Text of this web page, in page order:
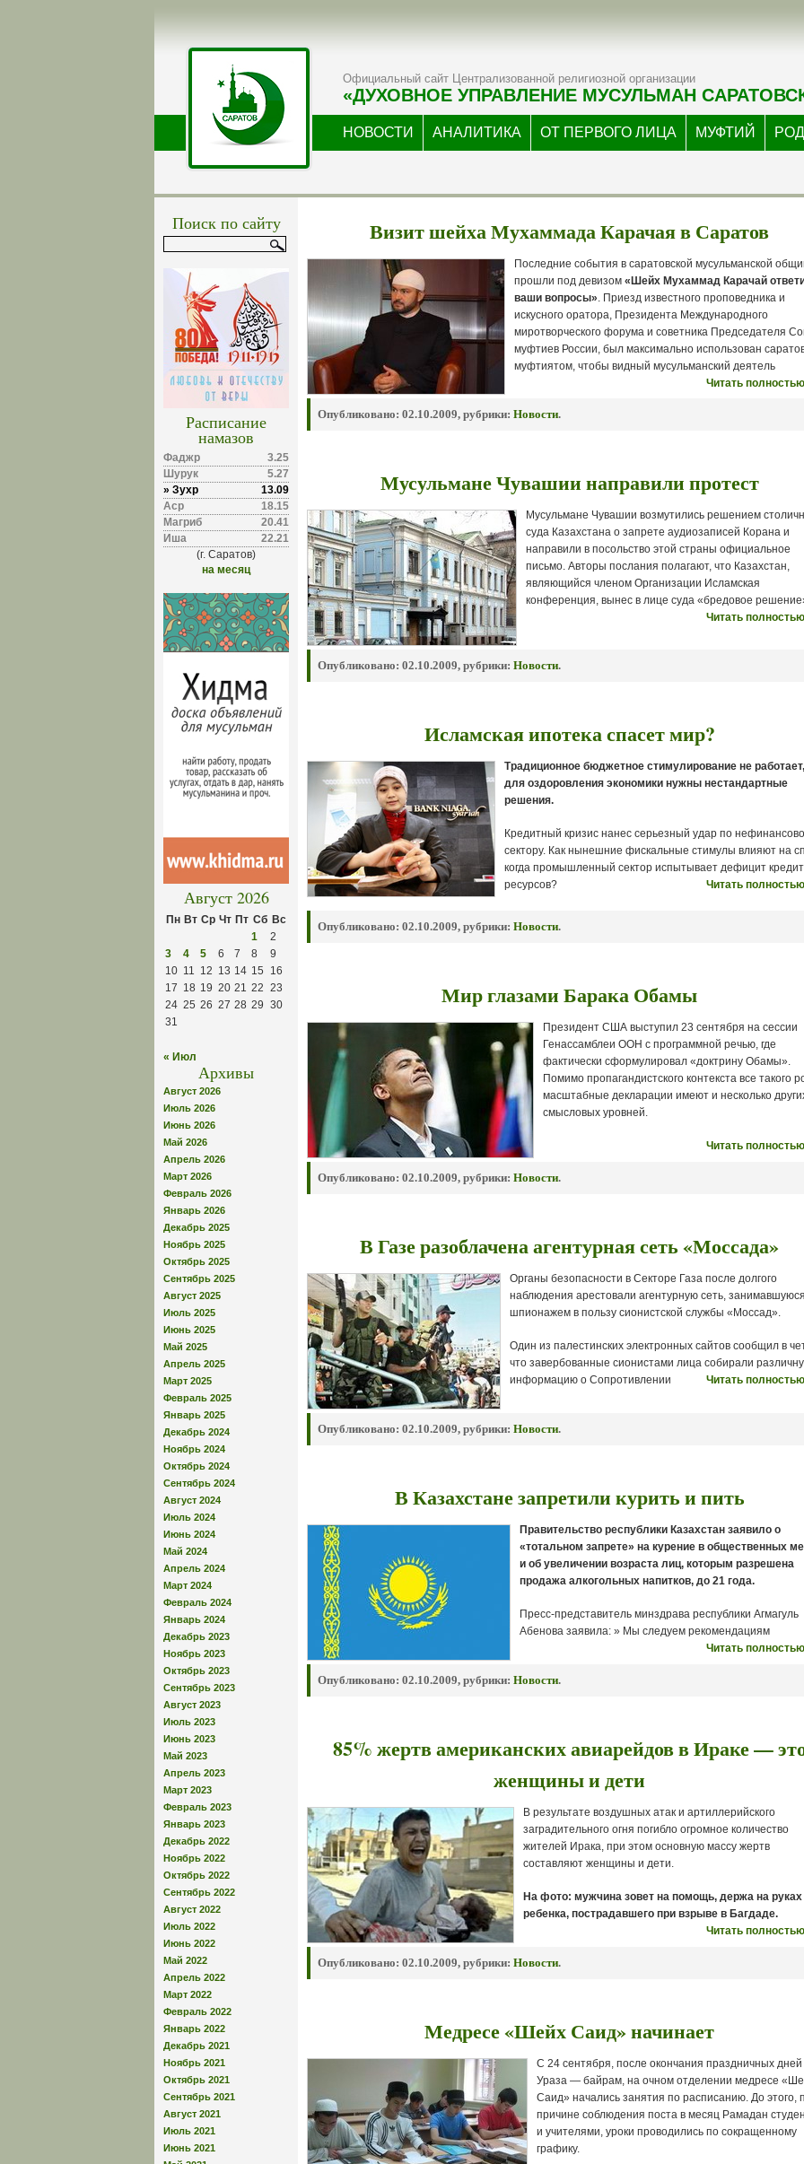
Официальный сайт Централизованной религиозной организации
«ДУХОВНОЕ УПРАВЛЕНИЕ МУСУЛЬМАН
НОВОСТИ АНАЛИТИКА ОТ ПЕРВОГО ЛИЦА МУФТИЙ
Поиск по сайту
Расписание
намазов
Фаджр
3.25
Шурук
5.27
» Зухр
13.09
Аср
18.15
Магриб
20.41
Иша
22.21
(г. Саратов)
на месяц
Август 2026
Пн Вт Ср Чт Пт Сб Вс
1
2
3
4 5 6 7 8
9
10 11 12 13 14 15
16
17 18 19 20 21 22 23
24 25 26 27 28 29 30
31
« Июл
Архивы
Август 2026
Июль 2026
Июнь 2026
Май 2026
Апрель 2026
Март 2026
Февраль 2026
Январь 2026
Декабрь 2025
Ноябрь 2025
Октябрь 2025
Сентябрь 2025
Август 2025
Июль 2025
Июнь 2025
Май 2025
Апрель 2025
Март 2025
Февраль 2025
Январь 2025
Декабрь 2024
Ноябрь 2024
Октябрь 2024
Сентябрь 2024
Август 2024
Июль 2024
Июнь 2024
Май 2024
Апрель 2024
Март 2024
Февраль 2024
Январь 2024
Декабрь 2023
Ноябрь 2023
Октябрь 2023
Сентябрь 2023
Август 2023
Июль 2023
Июнь 2023
Май 2023
Апрель 2023
Март 2023
Февраль 2023
Январь 2023
Декабрь 2022
Ноябрь 2022
Октябрь 2022
Сентябрь 2022
Август 2022
Июль 2022
Июнь 2022
Май 2022
Апрель 2022
Март 2022
Февраль 2022
Январь 2022
Декабрь 2021
Ноябрь 2021
Октябрь 2021
Сентябрь 2021
Август 2021
Июль 2021
Июнь 2021
Визит шейха Мухаммада Карачая в Саратов
Последние события в саратовской мусульманской
прошли под девизом «Шейх Мухаммад Карачай
ваши вопросы». Приезд известного проповедника и
искусного оратора, Президента Международного
миротворческого форума и советника Председателя
муфтиев России, был максимально использован
муфтиятом, чтобы видный мусульманский деятель
Читать
Опубликовано: 02.10.2009, рубрики: Новости.
Мусульмане Чувашии направили протест
Мусульмане Чувашии возмутились решением
суда Казахстана о запрете аудиозаписей Корана и
направили в посольство этой страны официальное
письмо. Авторы послания полагают, что Казахстан,
являющийся членом Организации Исламская
конференция, вынес в лице суда «бредовое
Читать
Опубликовано: 02.10.2009, рубрики: Новости.
Исламская ипотека спасет мир?
Традиционное бюджетное стимулирование не
для оздоровления экономики нужны нестандартные
решения.
Кредитный кризис нанес серьезный удар по
сектору. Как нынешние фискальные стимулы влияют на
когда промышленный сектор испытывает дефицит
ресурсов?
Читать
Опубликовано: 02.10.2009, рубрики: Новости.
Мир глазами Барака Обамы
Президент США выступил 23 сентября на сессии
Генассамблеи ООН с программной речью, где
фактически сформулировал «доктрину Обамы».
Помимо пропагандистского контекста все такого
масштабные декларации имеют и несколько
смысловых уровней.
Читать
Опубликовано: 02.10.2009, рубрики: Новости.
В Газе разоблачена агентурная сеть «Моссада»
Органы безопасности в Cекторе Газа после долгого
наблюдения арестовали агентурную сеть, занимавшуюся
шпионажем в пользу сионистской службы «Моссад».
Один из палестинских электронных сайтов сообщил в
что завербованные сионистами лица собирали
информацию о Сопротивлении
Читать
Опубликовано: 02.10.2009, рубрики: Новости.
В Казахстане запретили курить и пить
Правительство республики Казахстан заявило о
«тотальном запрете» на курение в общественных
и об увеличении возраста лиц, которым разрешена
продажа алкогольных напитков, до 21 года.
Пресс-представитель минздрава республики Агмагуль
Абенова заявила: » Мы следуем рекомендациям
Читать
Опубликовано: 02.10.2009, рубрики: Новости.
85% жертв американских авиарейдов в Ираке —
женщины и дети
В результате воздушных атак и артиллерийского
заградительного огня погибло огромное количество
жителей Ирака, при этом основную массу жертв
составляют женщины и дети.
На фото: мужчина зовет на помощь, держа на руках
ребенка, пострадавшего при взрыве в Багдаде.
Читать
Опубликовано: 02.10.2009, рубрики: Новости.
Медресе «Шейх Саид» начинает
С 24 сентября, после окончания праздничных дней
Ураза — байрам, на очном отделении медресе
Саид» начались занятия по расписанию. До этого,
причине соблюдения поста в месяц Рамадан
и учителями, уроки проводились по сокращенному
графику.